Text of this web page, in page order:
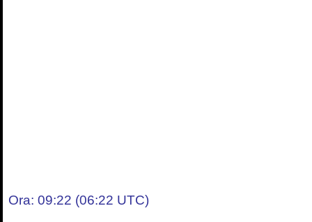
Ora: 09:22 (06:22 UTC)